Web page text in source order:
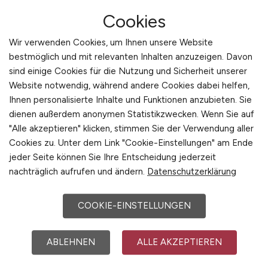
Softwareentwickler(m/w/d)
SAP
CIDEON Software & Services GmbH & Co. KG
vor 4 Tagen
Bautzen, Görlitz
Cookies
Wir verwenden Cookies, um Ihnen unsere Website
bestmöglich und mit relevanten Inhalten anzuzeigen. Davon
sind einige Cookies für die Nutzung und Sicherheit unserer
Website notwendig, während andere Cookies dabei helfen,
Ihnen personalisierte Inhalte und Funktionen anzubieten. Sie
dienen außerdem anonymen Statistikzwecken. Wenn Sie auf
"Alle akzeptieren" klicken, stimmen Sie der Verwendung aller
Cookies zu. Unter dem Link "Cookie-Einstellungen" am Ende
jeder Seite können Sie Ihre Entscheidung jederzeit
nachträglich aufrufen und ändern. Datenschutzerklärung
COOKIE-EINSTELLUNGEN
ABLEHNEN ALLE AKZEPTIEREN